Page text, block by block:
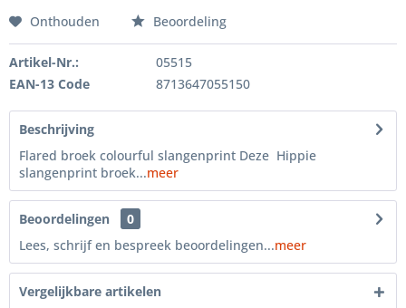
Onthouden Beoordeling
Artikel-Nr.:
05515
EAN-13 Code
8713647055150
Beschrijving
Flared broek colourful slangenprint Deze Hippie
slangenprint broek...meer
Beoordelingen
0
Lees, schrijf en bespreek beoordelingen...meer
Vergelijkbare artikelen